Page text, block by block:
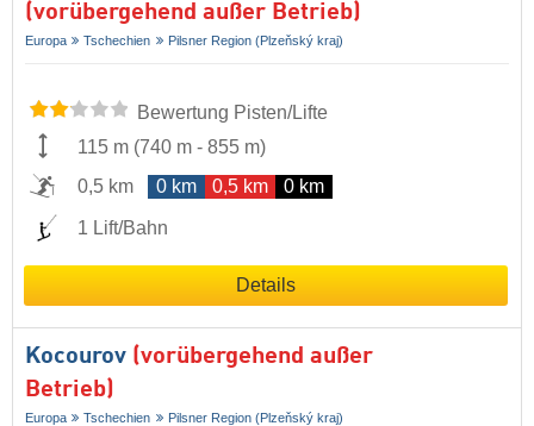
(vorübergehend außer Betrieb)
Europa Tschechien Pilsner Region (Plzeňský kraj)
Bewertung Pisten/Lifte
115 m (740 m - 855 m)
0,5 km
0 km 0,5 km 0 km
1 Lift/Bahn
Details
Kocourov (vorübergehend außer
Betrieb)
Europa Tschechien Pilsner Region (Plzeňský kraj)